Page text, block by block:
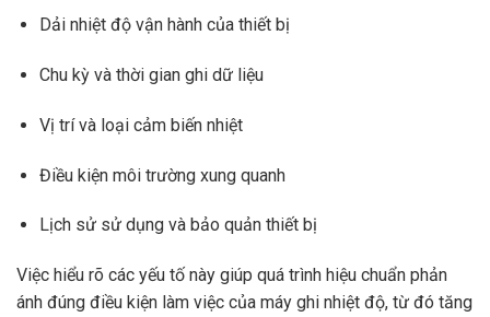
Dải nhiệt độ vận hành của thiết bị
Chu kỳ và thời gian ghi dữ liệu
Vị trí và loại cảm biến nhiệt
Điều kiện môi trường xung quanh
Lịch sử sử dụng và bảo quản thiết bị
Việc hiểu rõ các yếu tố này giúp quá trình hiệu chuẩn phản
ánh đúng điều kiện làm việc của máy ghi nhiệt độ, từ đó tăng